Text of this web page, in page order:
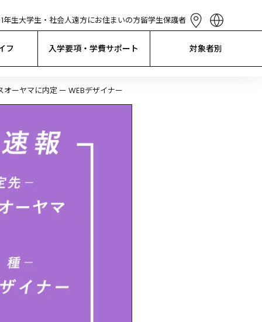
年生大学生・社会人遠方にお住まいの方留学生保護者
简体中文
フ 入学要項・学費サポート 対象者別
オーヤマに内定 ー WEBデザイナー